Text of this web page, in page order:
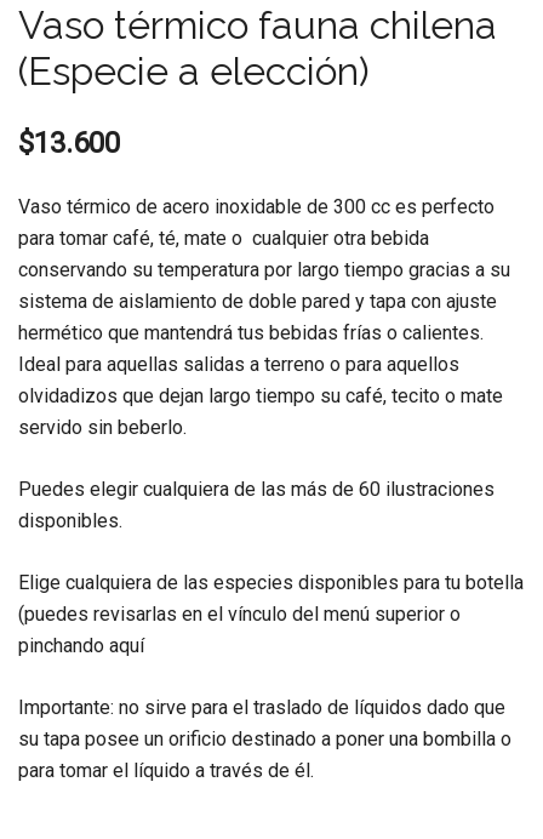
Vaso térmico fauna chilena
(Especie a elección)
$13.600
Vaso térmico de acero inoxidable de 300 cc es perfecto
para tomar café, té, mate o cualquier otra bebida
conservando su temperatura por largo tiempo gracias a su
sistema de aislamiento de doble pared y tapa con ajuste
hermético que mantendrá tus bebidas frías o calientes.
Ideal para aquellas salidas a terreno o para aquellos
olvidadizos que dejan largo tiempo su café, tecito o mate
servido sin beberlo.
Puedes elegir cualquiera de las más de 60 ilustraciones
disponibles.
Elige cualquiera de las especies disponibles para tu botella
(puedes revisarlas en el vínculo del menú superior o
pinchando aquí
Importante: no sirve para el traslado de líquidos dado que
su tapa posee un orificio destinado a poner una bombilla o
para tomar el líquido a través de él.